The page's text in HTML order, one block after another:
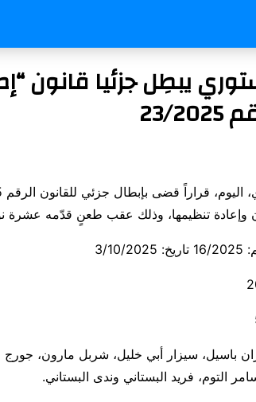
يبطِل جزئيا قانون
وإعادة تنظيمها، وذلك عقب طعنٍ قدّمه عشرة
باسيل، سيزار أبي خليل، شربل مارون،
التوم، فريد البستاني وندى البستاني.